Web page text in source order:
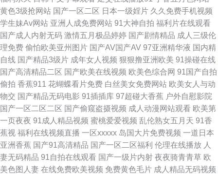
福利频在线 超碰伊人福利97 亚洲最大的黄色小说网 九九色热 91国产成人导
航 久操免费观看 91福利资源网页 九九午夜成人剧场 少妇熟女一区二区 不卡
二区 日本a啊v在下观看 国产黑色丝袜在线观看 亚洲先锋影音 啊v在线视频
午夜成人精品一区二三 國产狠插日 午夜伦理剧场 岛国欧美成人在线不卡
91n骚女 成人超碰艹 欧洲骚一区 91传媒色网站 国产操精品 人妖系列伪娘视
频网站 亚洲色玖悠悠 91视频在线观 久久蕉热视频 中文字幕海角 国产精品久
久电影院 天天干天天做 AV不卡在线观看网址 欧美成人一二 91原创大神在线
黄色3级抢网站 国产一区二区 日本一级婬片 久久免费手机视频
学生妹Av网站 亚洲人成免费网站 91大神自拍 福利片在线观看
国产成人内射无码 激情五月极品婷婷 国产剧情精品 成人三级伦
理免费 偷怕欧美亚州图片 国产AV国产AV 97亚洲精华液 国内精
自线 国产精品3级片 成年女人视频 狠狠撸亚洲欧美 91操碰在线
国产高清精品二区 国产欧美在线视频 欧美色综合网 91国产自拍
偷拍 香蕉911 花蝴蝶看片免费 白丝美女免费网站 欧美女人与动
物交 国产精品无码电影 91插插库 97超碰大香蕉 户外自慰影院
国产一区二区二区 国产偷窥盗摄视频 成人动漫网站观看 欧美第
一页夜夜 91成人精品视频 蜜桃爱爱视频 乱伦熟女五月天 91香
蕉视 福利在线视频直播 一区xxxxx 岛国大片免费视频 一道日本
亚洲香蕉 国产91高清精品 国产一区二区福利 伦理在线播放 人
妻无码精品 91自拍在线观看 国产一级片内射 夜夜骑青青草 欧
美色图人妻 在线免费欧美视频 免费黄色毛片 成人精品无码视频